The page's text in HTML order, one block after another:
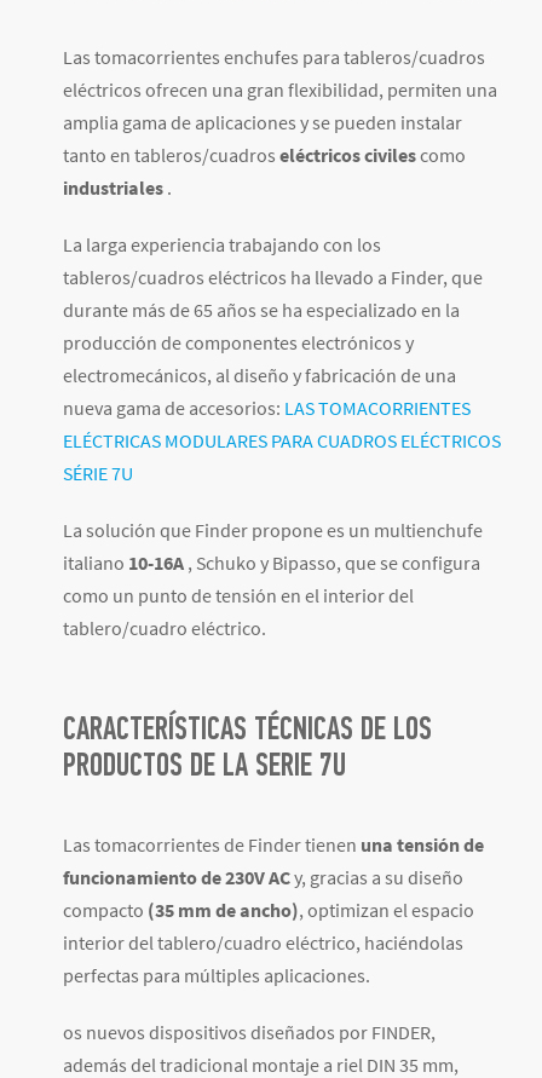
Las tomacorrientes enchufes para tableros/cuadros
eléctricos ofrecen una gran flexibilidad, permiten una
amplia gama de aplicaciones y se pueden instalar
tanto en tableros/cuadros eléctricos civilescomo
industriales .
La larga experiencia trabajando con los
tableros/cuadros eléctricos ha llevado a Finder, que
durante más de 65 años se ha especializado en la
producción de componentes electrónicos y
electromecánicos, al diseño y fabricación de una
nueva gama de accesorios: LAS TOMACORRIENTES
ELÉCTRICAS MODULARES PARA CUADROS ELÉCTRICOS
SÉRIE 7U
La solución que Finder propone es un multienchufe
italiano 10-16A , Schuko y Bipasso, que se configura
como un punto de tensión en el interior del
tablero/cuadro eléctrico.
CARACTERÍSTICAS TÉCNICAS DE LOS
PRODUCTOS DE LA SERIE 7U
Las tomacorrientes de Finder tienen una tensión de
funcionamiento de 230V ACy, gracias a su diseño
compacto (35 mm de ancho), optimizan el espacio
interior del tablero/cuadro eléctrico, haciéndolas
perfectas para múltiples aplicaciones.
os nuevos dispositivos diseñados por FINDER,
además del tradicional montaje a riel DIN 35 mm,